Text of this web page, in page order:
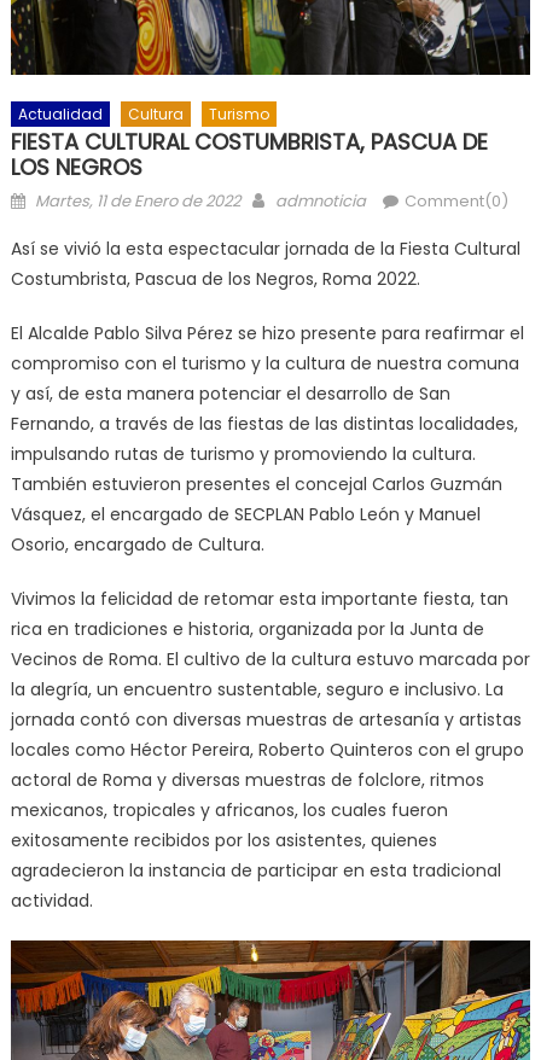
Actualidad Cultura Turismo
FIESTA CULTURAL COSTUMBRISTA, PASCUA DE
LOS NEGROS
Posted on
Martes, 11 de Enero de 2022 Author
admnoticia Comment(0)
Así se vivió la esta espectacular jornada de la Fiesta Cultural
Costumbrista, Pascua de los Negros, Roma 2022.
El Alcalde Pablo Silva Pérez se hizo presente para reafirmar el
compromiso con el turismo y la cultura de nuestra comuna
y así, de esta manera potenciar el desarrollo de San
Fernando, a través de las fiestas de las distintas localidades,
impulsando rutas de turismo y promoviendo la cultura.
También estuvieron presentes el concejal Carlos Guzmán
Vásquez, el encargado de SECPLAN Pablo León y Manuel
Osorio, encargado de Cultura.
Vivimos la felicidad de retomar esta importante fiesta, tan
rica en tradiciones e historia, organizada por la Junta de
Vecinos de Roma. El cultivo de la cultura estuvo marcada por
la alegría, un encuentro sustentable, seguro e inclusivo. La
jornada contó con diversas muestras de artesanía y artistas
locales como Héctor Pereira, Roberto Quinteros con el grupo
actoral de Roma y diversas muestras de folclore, ritmos
mexicanos, tropicales y africanos, los cuales fueron
exitosamente recibidos por los asistentes, quienes
agradecieron la instancia de participar en esta tradicional
actividad.